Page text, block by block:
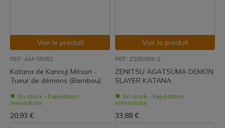
Voir le produit
REF: AM-S5081
Katana de Kanroji Mitsuri -
Tueur de démons (Bambou)
En stock - Expédition
immédiate
20,93 €
Voir le produit
REF: ZS653BK-2
ZENITSU AGATSUMA DEMON
SLAYER KATANA
En stock - Expédition
immédiate
33,88 €